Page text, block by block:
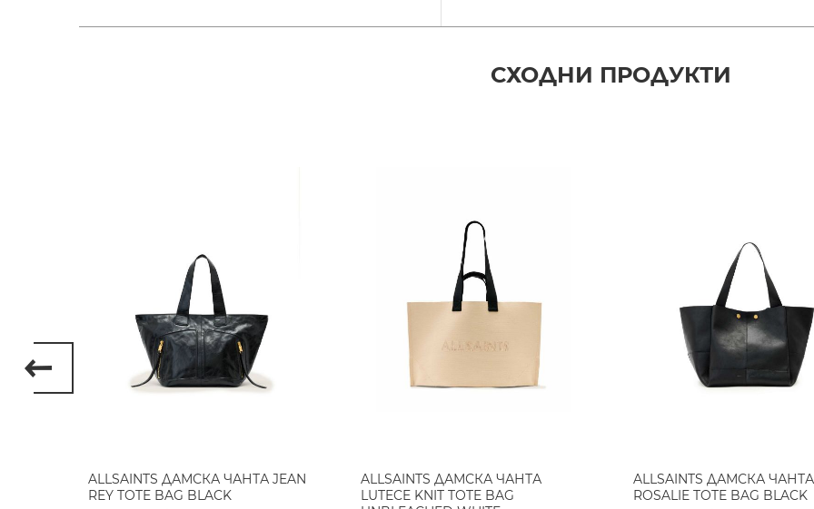
СХОДНИ ПРОДУКТИ
ALLSAINTS ДАМСКА ЧАНТА JEAN
REY TOTE BAG BLACK
ALLSAINTS ДАМСКА ЧАНТА
LUTECE KNIT TOTE BAG
ALLSAINTS ДАМСКА ЧАНТА
ROSALIE TOTE BAG BLACK